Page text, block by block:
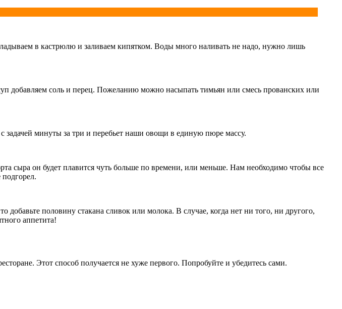
в кастрюлю и заливаем кипятком. Воды много наливать не надо, нужно лишь
добавляем соль и перец. Пожеланию можно насыпать тимьян или смесь прованских или
минуты за три и перебьет наши овощи в единую пюре массу.
сыра он будет плавится чуть больше по времени, или меньше. Нам необходимо чтобы все
половину стакана сливок или молока. В случае, когда нет ни того, ни другого,
аппетита!
Этот способ получается не хуже первого. Попробуйте и убедитесь сами.